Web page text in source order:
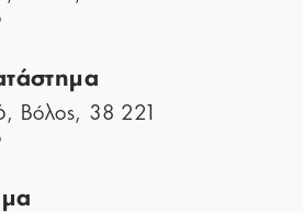
Βόλος, 38 221